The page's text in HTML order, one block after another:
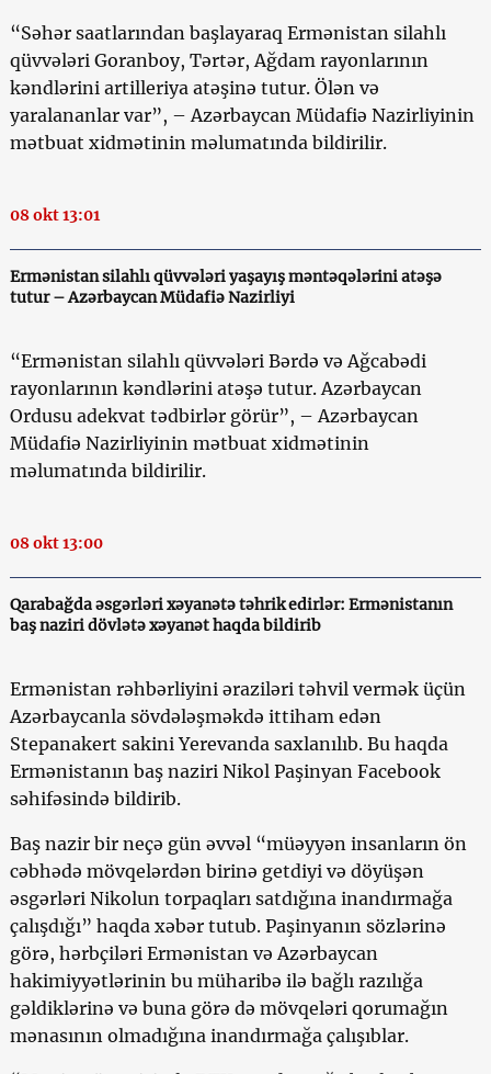
“Səhər saatlarından başlayaraq Ermənistan silahlı
qüvvələri Goranboy, Tərtər, Ağdam rayonlarının
kəndlərini artilleriya atəşinə tutur. Ölən və
yaralananlar var”, – Azərbaycan Müdafiə Nazirliyinin
mətbuat xidmətinin məlumatında bildirilir.
08 okt 13:01
Ermənistan silahlı qüvvələri yaşayış məntəqələrini atəşə
tutur – Azərbaycan Müdafiə Nazirliyi
“Ermənistan silahlı qüvvələri Bərdə və Ağcabədi
rayonlarının kəndlərini atəşə tutur. Azərbaycan
Ordusu adekvat tədbirlər görür”, – Azərbaycan
Müdafiə Nazirliyinin mətbuat xidmətinin
məlumatında bildirilir.
08 okt 13:00
Qarabağda əsgərləri xəyanətə təhrik edirlər: Ermənistanın
baş naziri dövlətə xəyanət haqda bildirib
Ermənistan rəhbərliyini əraziləri təhvil vermək üçün
Azərbaycanla sövdələşməkdə ittiham edən
Stepanakert sakini Yerevanda saxlanılıb. Bu haqda
Ermənistanın baş naziri Nikol Paşinyan Facebook
səhifəsində bildirib.
Baş nazir bir neçə gün əvvəl “müəyyən insanların ön
cəbhədə mövqelərdən birinə getdiyi və döyüşən
əsgərləri Nikolun torpaqları satdığına inandırmağa
çalışdığı” haqda xəbər tutub. Paşinyanın sözlərinə
görə, hərbçiləri Ermənistan və Azərbaycan
hakimiyyətlərinin bu müharibə ilə bağlı razılığa
gəldiklərinə və buna görə də mövqeləri qorumağın
mənasının olmadığına inandırmağa çalışıblar.